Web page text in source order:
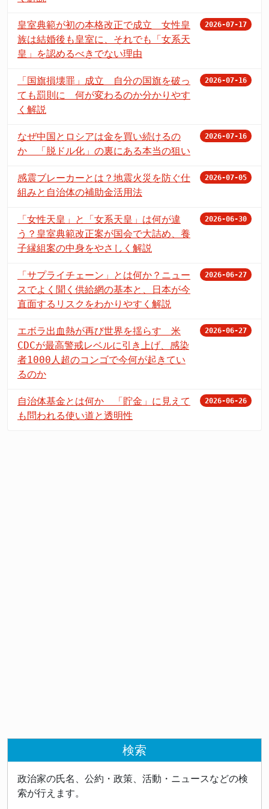
皇室典範が初の本格改正で成立 女性皇
族は結婚後も皇室に、それでも「女系天
皇」を認めるべきでない理由
2026-07-17
「国旗損壊罪」成立 自分の国旗を破っ
ても罰則に 何が変わるのか分かりやす
く解説
2026-07-16
なぜ中国とロシアは金を買い続けるの
か 「脱ドル化」の裏にある本当の狙い
2026-07-16
感震ブレーカーとは？地震火災を防ぐ仕
組みと自治体の補助金活用法
2026-07-05
「女性天皇」と「女系天皇」は何が違
う？皇室典範改正案が国会で大詰め、養
子縁組案の中身をやさしく解説
2026-06-30
「サプライチェーン」とは何か？ニュー
スでよく聞く供給網の基本と、日本が今
直面するリスクをわかりやすく解説
2026-06-27
エボラ出血熱が再び世界を揺らす 米
CDCが最高警戒レベルに引き上げ、感染
者1000人超のコンゴで今何が起きてい
るのか
2026-06-27
自治体基金とは何か 「貯金」に見えて
も問われる使い道と透明性
2026-06-26
検索
政治家の氏名、公約・政策、活動・ニュースなどの検
索が行えます。